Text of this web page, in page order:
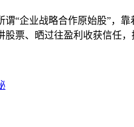
“企业战略合作原始股”，
票、晒过往盈利收获信任